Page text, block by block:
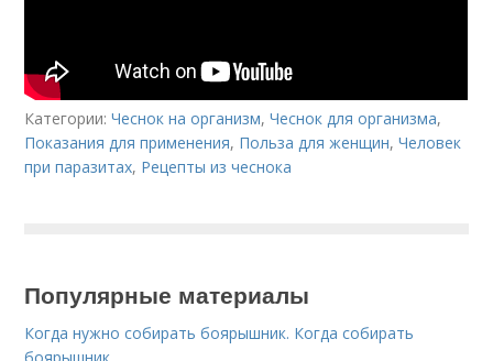
Категории:Чеснок на организм,Чеснок для организма,
Показания для применения, Польза для женщин,Человек
при паразитах, Рецепты из чеснока
Популярные материалы
Когда нужно собирать боярышник. Когда собирать